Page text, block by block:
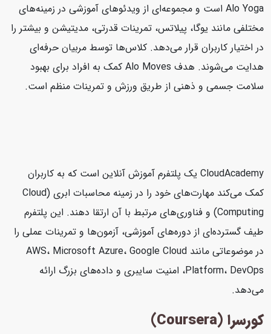
Alo Yoga است و مجموعه‌ای از ویدئوهای آموزشی در زمینه‌های
مختلفی مانند یوگا، پیلاتس، تمرینات قدرتی، مدیتیشن و بیشتر را
در اختیار کاربران قرار می‌دهد. کلاس‌ها توسط مربیان حرفه‌ای
هدایت می‌شوند. هدف Alo Moves کمک به افراد برای بهبود
سلامت جسمی و ذهنی از طریق ورزش و تمرینات منظم است.
CloudAcademy یک پلتفرم آموزش آنلاین است که به کاربران
کمک می‌کند مهارت‌های خود را در زمینه محاسبات ابری (Cloud
Computing) و فناوری‌های مرتبط با آن ارتقا دهند. این پلتفرم
طیف گسترده‌ای از دوره‌های آموزشی، آزمون‌ها و تمرینات عملی را
در موضوعاتی مانند AWS، Microsoft Azure، Google Cloud
Platform، DevOps، امنیت سایبری و داده‌های بزرگ ارائه
می‌دهد.
کورسرا (Coursera)